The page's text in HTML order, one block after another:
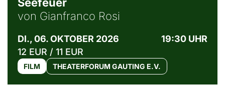
von Gianfranco Rosi
DI., 06. OKTOBER 2026
19:30 UHR
12 EUR / 11 EUR
FILM THEATERFORUM GAUTING E.V.